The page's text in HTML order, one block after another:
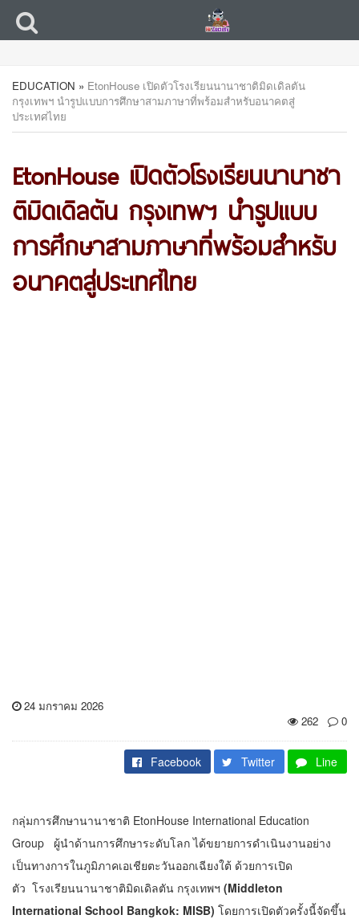
EDUCATION » EtonHouse เปิดตัวโรงเรียนนานาชาติมิดเดิลตัน
กรุงเทพฯ นำรูปแบบการศึกษาสามภาษาที่พร้อมสำหรับอนาคตสู่
ประเทศไทย
EtonHouse เปิดตัวโรงเรียนนานาชา
ติมิดเดิลตัน กรุงเทพฯ นำรูปแบบ
การศึกษาสามภาษาที่พร้อมสำหรับ
อนาคตสู่ประเทศไทย
24 มกราคม 2026
262
0
Facebook Twitter Line
กลุ่มการศึกษานานาชาติ EtonHouse International Education
Group ผู้นำด้านการศึกษาระดับโลก ได้ขยายการดำเนินงานอย่าง
เป็นทางการในภูมิภาคเอเชียตะวันออกเฉียงใต้ ด้วยการเปิด
ตัว โรงเรียนนานาชาติมิดเดิลตัน กรุงเทพฯ (Middleton
International School Bangkok: MISB) โดยการเปิดตัวครั้งนี้จัดขึ้น